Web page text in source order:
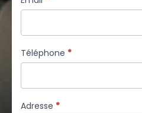
Téléphone *
Adresse *